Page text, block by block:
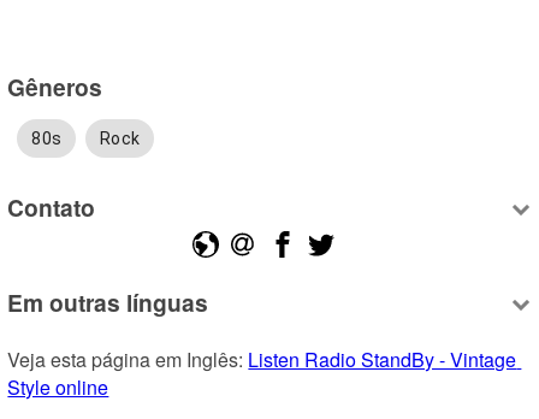
Gêneros
80s Rock
Contato
Em outras línguas
Veja esta página em Inglês: Listen Radio StandBy - Vintage
Style online